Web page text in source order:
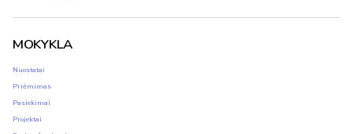
MOKYKLA
Nuostatai
Priėmimas
Pasiekimai
Projektai